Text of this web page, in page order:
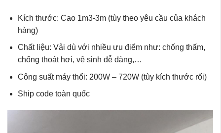
Kích thước: Cao 1m3-3m (tùy theo yêu cầu của khách
hàng)
Chất liệu: Vải dù với nhiều ưu điểm như: chống thấm,
chống thoát hơi, vệ sinh dễ dàng,…
Công suất máy thổi: 200W – 720W (tùy kích thước rối)
Ship code toàn quốc